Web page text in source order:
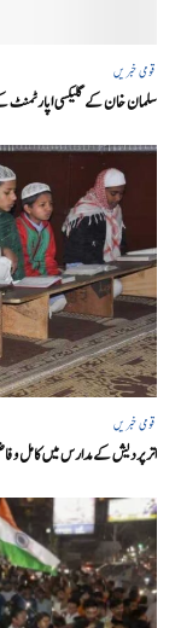
قومی خبریں
سلمان خان کے گلیکسی اپارٹمنٹ
قومی خبریں
اتر پردیش کےمدارس میں کامل و